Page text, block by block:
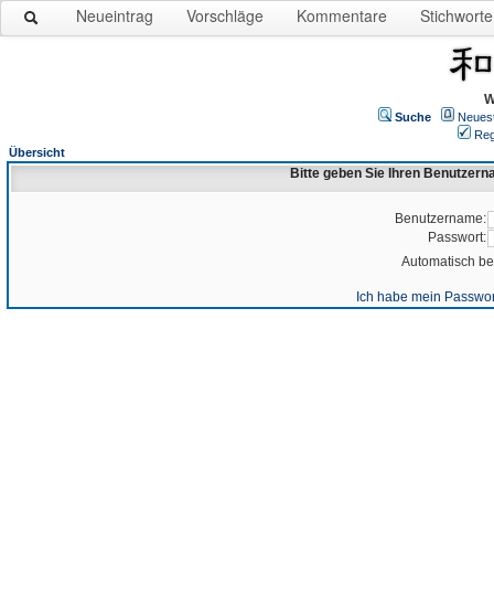
Neueintrag Vorschläge Kommentare Stichworte
Suche
Übersicht
Bitte geben Sie Ihren
Benutzername:
Passwort:
Automatisch
Ich habe mein